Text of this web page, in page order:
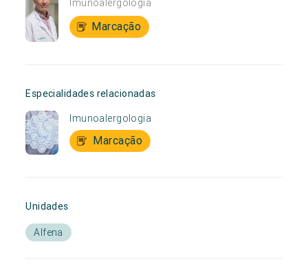
Imunoalergologia
Marcação
Especialidades relacionadas
Imunoalergologia
Marcação
Unidades
Alfena